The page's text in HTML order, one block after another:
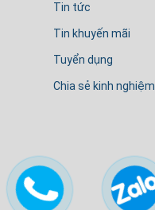
Tin tức
Tin khuyến mãi
Tuyển dụng
Chia sẻ kinh nghiệm